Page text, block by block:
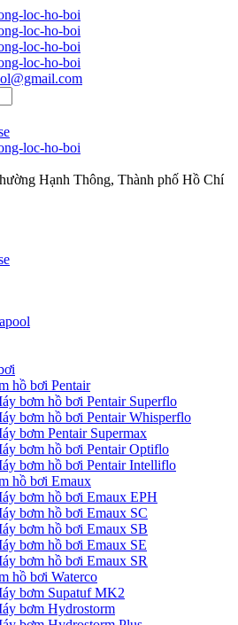
Hạnh Thông, Thành phố Hồ Chí
hồ bơi Pentair
bơm hồ bơi Pentair Superflo
bơm hồ bơi Pentair Whisperflo
bơm Pentair Supermax
bơm hồ bơi Pentair Optiflo
bơm hồ bơi Pentair Intelliflo
hồ bơi Emaux
bơm hồ bơi Emaux EPH
bơm hồ bơi Emaux SC
bơm hồ bơi Emaux SB
bơm hồ bơi Emaux SE
bơm hồ bơi Emaux SR
hồ bơi Waterco
bơm Supatuf MK2
bơm Hydrostorm